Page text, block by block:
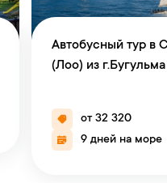
Автобусный тур в
(Лоо) из г.Бугульма
от 32 320
9 дней на море